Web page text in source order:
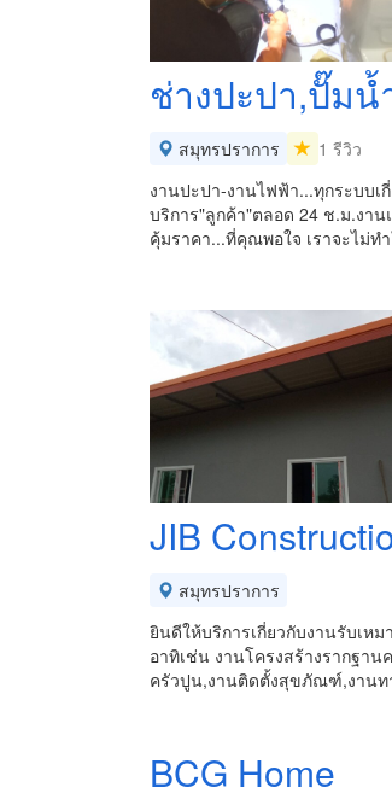
ช่างปะปา,ปั๊ม
สมุทรปราการ
1 รีวิว
งานปะปา-งานไฟฟ้า...ทุกระบบ
บริการ"ลูกค้า"ตลอด 24 ช.ม.งา
คุ้มราคา...ที่คุณพอใจ เราจะไม่
JIB
สมุทรปราการ
ยินดีให้บริการเกี่ยวกับงานรับเห
อาทิเช่น งานโครงสร้างรากฐา
ครัวปูน,งานติดตั้งสุขภัณฑ์,งานท
BCG Home